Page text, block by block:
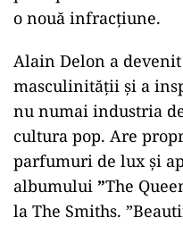
o nouă infracțiune.
Alain Delon a
masculinității și a
nu numai industria
cultura pop. Are
parfumuri de lux și
albumului ”The
la The Smiths.